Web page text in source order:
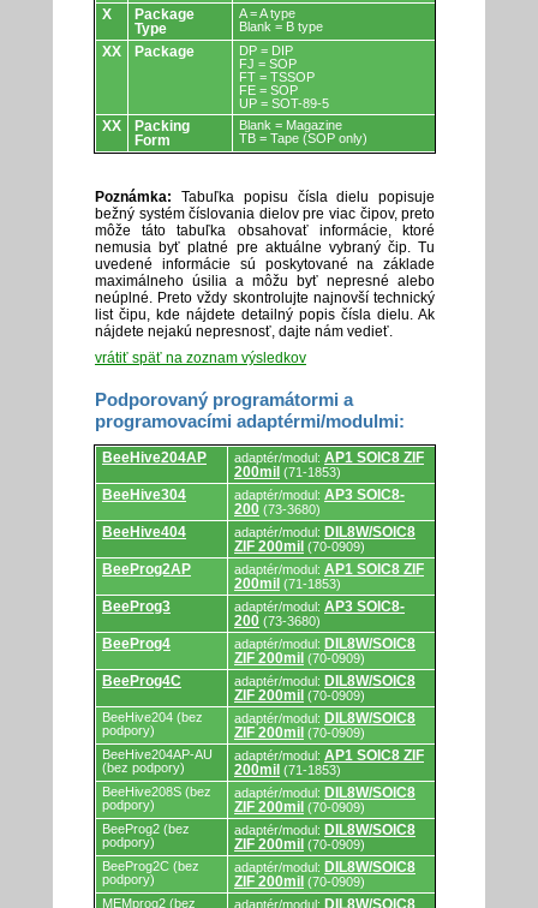
X
Package
Type
A = A type
Blank = B type
XX Package
DP = DIP
FJ = SOP
FT = TSSOP
FE = SOP
UP = SOT-89-5
XX
Packing
Form
Blank = Magazine
TB = Tape (SOP only)
Poznámka: Tabuľka popisu čísla dielu popisuje
bežný systém číslovania dielov pre viac čipov, preto
môže táto tabuľka obsahovať informácie, ktoré
nemusia byť platné pre aktuálne vybraný čip. Tu
uvedené informácie sú poskytované na základe
maximálneho úsilia a môžu byť nepresné alebo
neúplné. Preto vždy skontrolujte najnovší technický
list čipu, kde nájdete detailný popis čísla dielu. Ak
nájdete nejakú nepresnosť, dajte nám vedieť.
vrátiť späť na zoznam výsledkov
Podporovaný programátormi a
programovacími adaptérmi/modulmi:
Podporovaný
programátormi
a
programovacími
BeeHive204AP adaptér/modul: AP1 SOIC8 ZIF
200mil (71-1853)
BeeHive304 adaptér/modul: AP3 SOIC8-
200 (73-3680)
BeeHive404 adaptér/modul: DIL8W/SOIC8
ZIF 200mil (70-0909)
BeeProg2AP adaptér/modul: AP1 SOIC8 ZIF
200mil (71-1853)
BeeProg3 adaptér/modul: AP3 SOIC8-
200 (73-3680)
BeeProg4 adaptér/modul: DIL8W/SOIC8
ZIF 200mil (70-0909)
BeeProg4C adaptér/modul: DIL8W/SOIC8
ZIF 200mil (70-0909)
BeeHive204 (bez
podpory)
adaptér/modul: DIL8W/SOIC8
ZIF 200mil (70-0909)
BeeHive204AP-AU
(bez podpory)
adaptér/modul: AP1 SOIC8 ZIF
200mil (71-1853)
BeeHive208S (bez
podpory)
adaptér/modul: DIL8W/SOIC8
ZIF 200mil (70-0909)
BeeProg2 (bez
podpory)
adaptér/modul: DIL8W/SOIC8
ZIF 200mil (70-0909)
BeeProg2C (bez
podpory)
adaptér/modul: DIL8W/SOIC8
ZIF 200mil (70-0909)
MEMprog2 (bez
adaptér/modul: DIL8W/SOIC8